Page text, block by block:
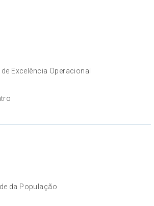
Excelência Operacional
da População